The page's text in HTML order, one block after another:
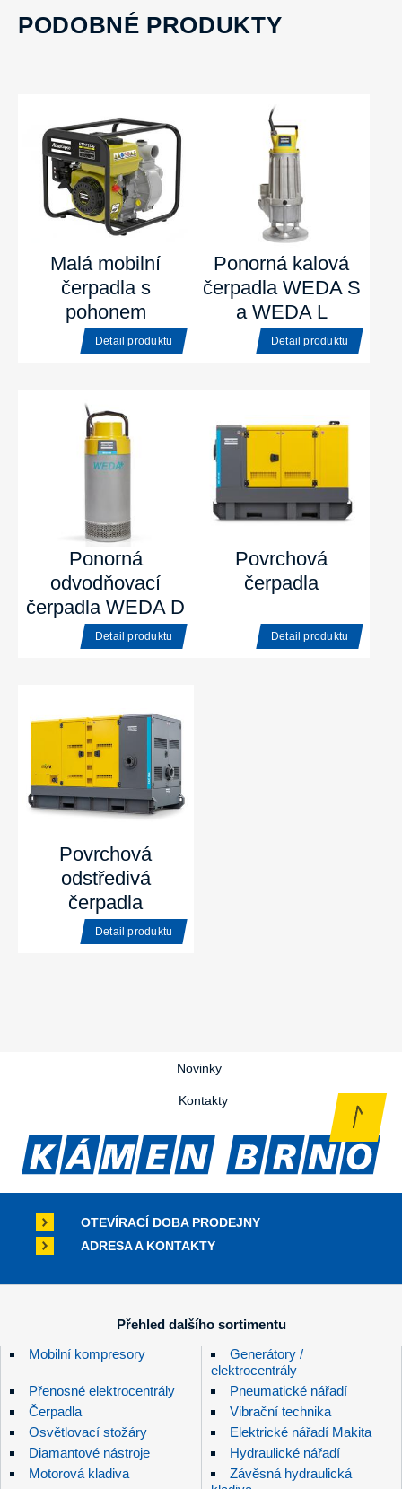
PODOBNÉ PRODUKTY
Malá mobilní
čerpadla s
pohonem
Detail produktu
Ponorná kalová
čerpadla WEDA S
a WEDA L
Detail produktu
Ponorná
odvodňovací
čerpadla WEDA D
Detail produktu
Povrchová
čerpadla
Detail produktu
Povrchová
odstředivá
čerpadla
Detail produktu
Novinky
Kontakty
OTEVÍRACÍ DOBA PRODEJNY
ADRESA A KONTAKTY
Přehled dalšího sortimentu
Mobilní kompresory
Generátory /
elektrocentrály
Přenosné elektrocentrály
Pneumatické nářadí
Čerpadla
Vibrační technika
Osvětlovací stožáry
Elektrické nářadí Makita
Diamantové nástroje
Hydraulické nářadí
Motorová kladiva
Závěsná hydraulická